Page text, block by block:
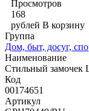
Просмотров
168
рублей В корзину
Группа
Дом, быт, досуг,
Наименование
Стильный замочек
Код
00174651
Артикул